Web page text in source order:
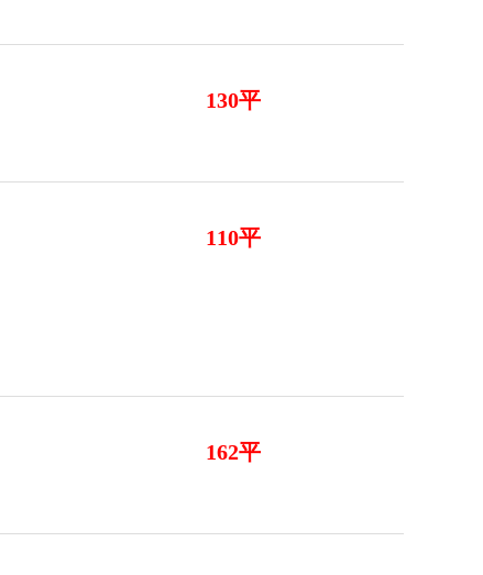
130平
110平
162平